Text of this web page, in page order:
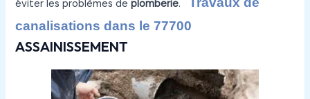
éviter les problèmes deplomberie.
canalisations dans le 77700
ASSAINISSEMENT